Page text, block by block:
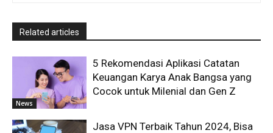
Related articles
News
5 Rekomendasi Aplikasi Catatan
Keuangan Karya Anak Bangsa yang
Cocok untuk Milenial dan Gen Z
Jasa VPN Terbaik Tahun 2024, Bisa